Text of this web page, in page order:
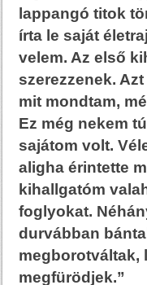
lappangó titok
írta le saját
velem. Az első
szerezzenek.
mit mondtam,
Ez még nekem
sajátom volt.
aligha érintette
kihallgatóm
foglyokat.
durvábban
megborotváltak,
megfürödjek.”